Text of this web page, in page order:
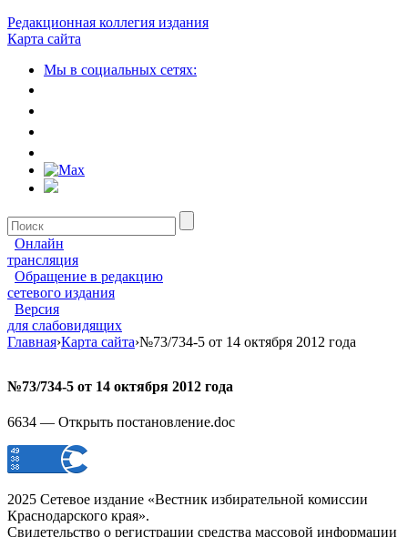
Редакционная коллегия издания
Карта сайта
Мы в социальных сетях:
Онлайн
трансляция
Обращение в редакцию
сетевого издания
Версия
для слабовидящих
Главная›Карта сайта›№73/734-5 от 14 октября 2012 года
№73/734-5 от 14 октября 2012 года
6634 — Открыть постановление.doc
2025 Сетевое издание «Вестник избирательной комиссии
Краснодарского края».
Свидетельство о регистрации средства массовой информации